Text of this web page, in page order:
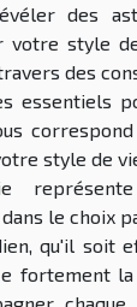
des
votre style
des
essentiels
style de
le choix
qu'il soit
fortement